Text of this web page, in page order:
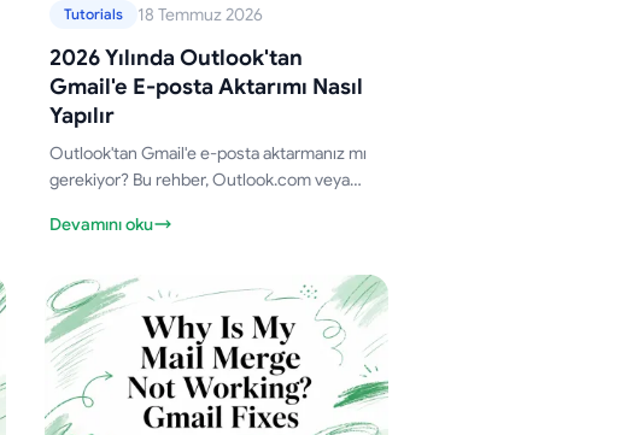
Tutorials 18 Temmuz 2026
2026 Yılında Outlook'tan
Gmail'e E-posta Aktarımı Nasıl
Yapılır
Outlook'tan Gmail'e e-posta aktarmanız mı
gerekiyor? Bu rehber, Outlook.com veya
koruyarak nasıl geçiş yapacağınızı adım adım
Devamını oku